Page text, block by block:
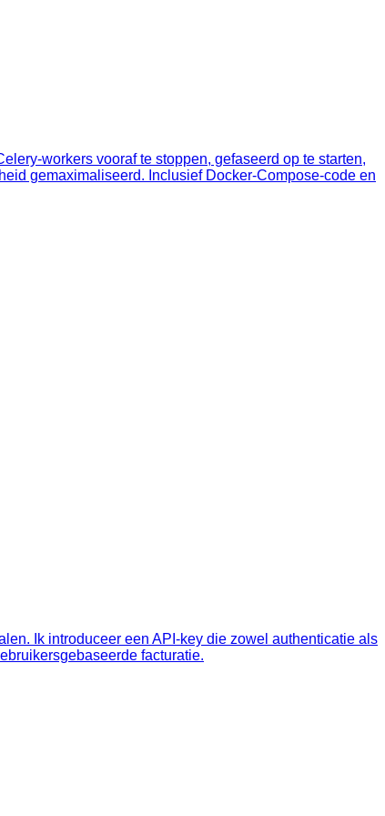
vooraf te stoppen, gefaseerd op te starten,
gemaximaliseerd. Inclusief Docker‑Compose‑code en
Ik introduceer een API‑key die zowel authenticatie als
facturatie.